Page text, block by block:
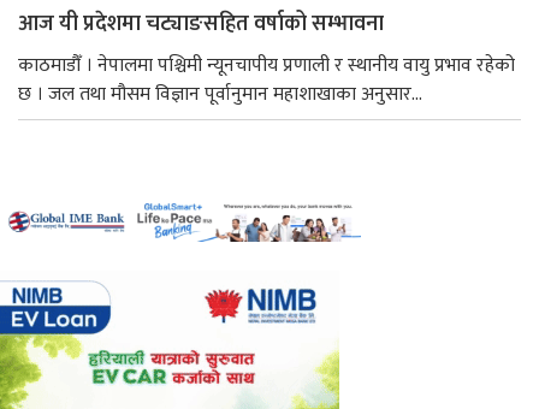
आज यी प्रदेशमा चट्याङसहित वर्षाको सम्भावना
काठमाडौँ । नेपालमा पश्चिमी न्यूनचापीय प्रणाली र स्थानीय वायु प्रभाव रहेको
छ । जल तथा मौसम विज्ञान पूर्वानुमान महाशाखाका अनुसार...